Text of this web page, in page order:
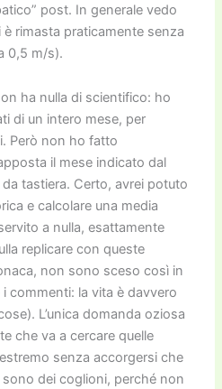
post. In generale vedo
rimasta praticamente senza
0,5 m/s).
ha nulla di scientifico: ho
di un intero mese, per
Però non ho fatto
il mese indicato dal
tastiera. Certo, avrei potuto
e calcolare una media
a nulla, esattamente
replicare con queste
non sono sceso così in
commenti: la vita è davvero
L’unica domanda oziosa
che va a cercare quelle
senza accorgersi che
sono dei coglioni, perché non